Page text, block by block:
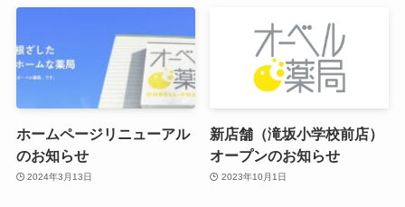
ホームページリニューアル
のお知らせ
2024年3月13日
新店舗（滝坂小学校前店）
オープンのお知らせ
2023年10月1日